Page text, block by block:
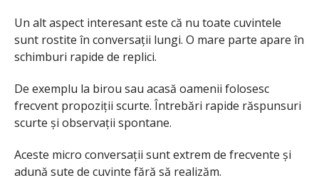
Un alt aspect interesant este că nu toate cuvintele
sunt rostite în conversații lungi. O mare parte apare în
schimburi rapide de replici.
De exemplu la birou sau acasă oamenii folosesc
frecvent propoziții scurte. Întrebări rapide răspunsuri
scurte și observații spontane.
Aceste micro conversații sunt extrem de frecvente și
adună sute de cuvinte fără să realizăm.